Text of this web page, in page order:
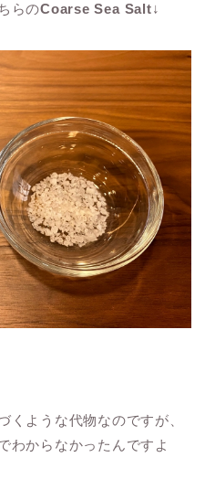
らのCoarse Sea Salt↓
くような代物なのですが、
わからなかったんですよ